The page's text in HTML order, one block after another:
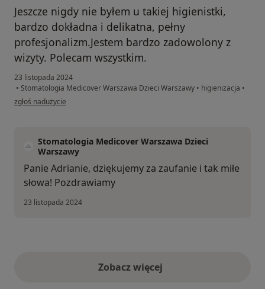
Jeszcze nigdy nie byłem u takiej higienistki,
bardzo dokładna i delikatna, pełny
profesjonalizm.Jestem bardzo zadowolony z
wizyty. Polecam wszystkim.
23 listopada 2024
• Stomatologia Medicover Warszawa Dzieci Warszawy • higienizacja •
w opinii użytkownika Adrian
zgłoś nadużycie
Stomatologia Medicover Warszawa Dzieci
Warszawy
Panie Adrianie, dziękujemy za zaufanie i tak miłe
słowa! Pozdrawiamy
23 listopada 2024
Zobacz więcejopinie powyżej